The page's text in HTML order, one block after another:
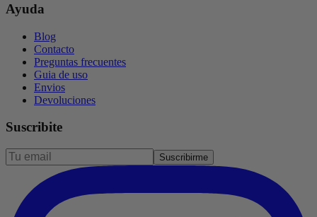
Ayuda
Blog
Contacto
Preguntas frecuentes
Guia de uso
Envios
Devoluciones
Suscribite
Suscribirme